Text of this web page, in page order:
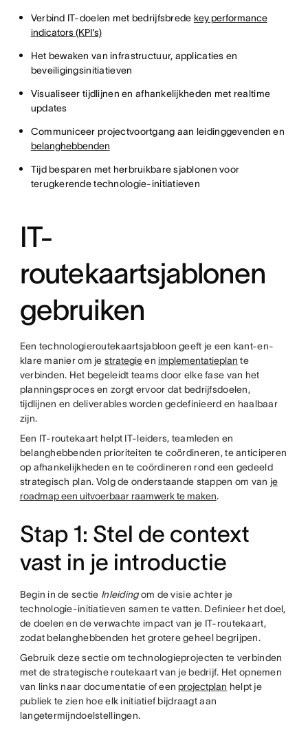
Verbind IT-doelen met bedrijfsbrede key performance
indicators (KPI's)
Het bewaken van infrastructuur, applicaties en
beveiligingsinitiatieven
Visualiseer tijdlijnen en afhankelijkheden met realtime
updates
Communiceer projectvoortgang aan leidinggevenden en
belanghebbenden
Tijd besparen met herbruikbare sjablonen voor
terugkerende technologie-initiatieven
IT-
routekaartsjablonen
gebruiken
Een technologieroutekaartsjabloon geeft je een kant-en-
klare manier om je strategieen implementatieplan te
verbinden. Het begeleidt teams door elke fase van het
planningsproces en zorgt ervoor dat bedrijfsdoelen,
tijdlijnen en deliverables worden gedefinieerd en haalbaar
zijn.
Een IT-routekaart helpt IT-leiders, teamleden en
belanghebbenden prioriteiten te coördineren, te anticiperen
op afhankelijkheden en te coördineren rond een gedeeld
strategisch plan. Volg de onderstaande stappen om van je
roadmap een uitvoerbaar raamwerk te maken.
Stap 1: Stel de context
vast in je introductie
Begin in de sectie Inleidingom de visie achter je
technologie-initiatieven samen te vatten. Definieer het doel,
de doelen en de verwachte impact van je IT-routekaart,
zodat belanghebbenden het grotere geheel begrijpen.
Gebruik deze sectie om technologieprojecten te verbinden
met de strategische routekaart van je bedrijf. Het opnemen
van links naar documentatie of een projectplan helpt je
publiek te zien hoe elk initiatief bijdraagt aan
langetermijndoelstellingen.